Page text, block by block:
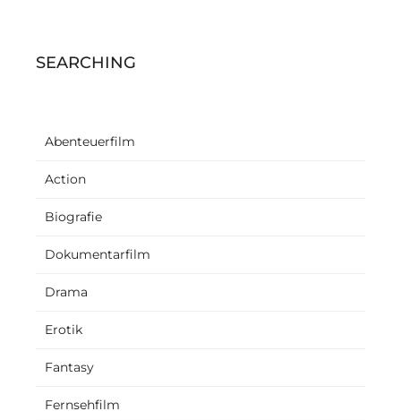
SEARCHING
Abenteuerfilm
Action
Biografie
Dokumentarfilm
Drama
Erotik
Fantasy
Fernsehfilm